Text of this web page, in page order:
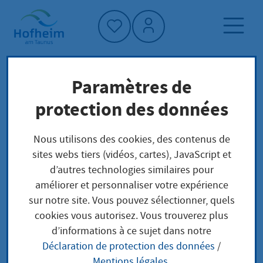
Accueil"
Page d'accueil
Trouver un service
Préoccupations locales
Aufenthaltserlaubnis zum Zweck der
Ausbildung beantragen
Aufenthaltserlaubnis
zum Zweck der
Paramètres de
protection des données
Nous utilisons des cookies, des contenus de
sites webs tiers (vidéos, cartes), JavaScript et
d’autres technologies similaires pour
améliorer et personnaliser votre expérience
sur notre site. Vous pouvez sélectionner, quels
cookies vous autorisez. Vous trouverez plus
d’informations à ce sujet dans notre
Déclaration de protection des données /